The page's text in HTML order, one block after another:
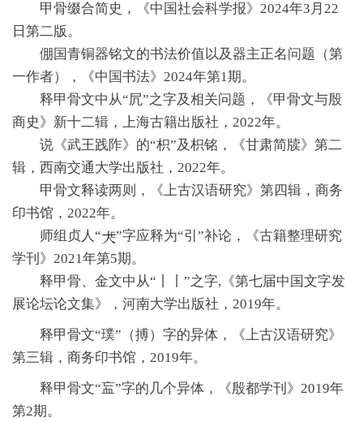
甲骨缀合简史，《中国社会科学报》2024年3月22
日第二版。
倗国青铜器铭文的书法价值以及器主正名问题（第
一作者），《中国书法》2024年第1期。
释甲骨文中从“凥”之字及相关问题，《甲骨文与殷
商史》新十二辑，上海古籍出版社，2022年。
说《武王践阼》的“枳”及枳铭，《甘肃简牍》第二
辑，西南交通大学出版社，2022年。
甲骨文释读两则，《上古汉语研究》第四辑，商务
印书馆，2022年。
师组贞人“
”字应释为“引”补论，《古籍整理研究
学刊》2021年第5期。
释甲骨、金文中从“丨丨”之字,《第七届中国文字发
展论坛论文集》，河南大学出版社，2019年。
释甲骨文“璞”（搏）字的异体，《上古汉语研究》
第三辑，商务印书馆，2019年。
释甲骨文“衁”字的几个异体，《殷都学刊》2019年
第2期。